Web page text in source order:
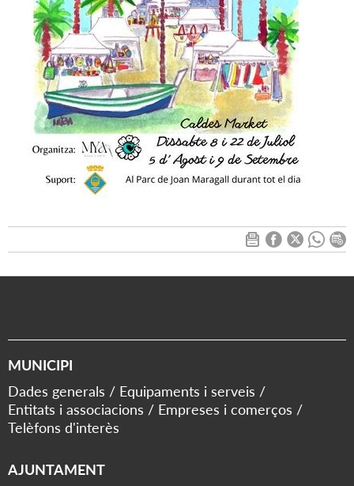
MUNICIPI
Dades generals
Equipaments i serveis
Entitats i associacions
Empreses i comerços
Telèfons d'interès
AJUNTAMENT